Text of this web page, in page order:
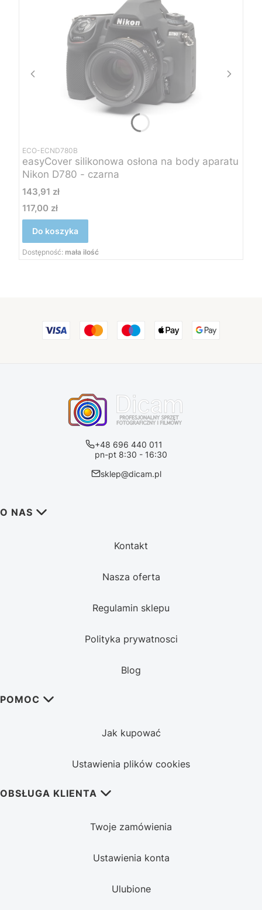
ECO-ECND780B
easyCover silikonowa osłona na body aparatu
Nikon D780 - czarna
Cena
143,91 zł
Cena
117,00 zł
Do koszyka
Dostępność: mała ilość
+48 696 440 011
pn-pt 8:30 - 16:30
sklep@dicam.pl
Linki w stopce
O NAS
Kontakt
Nasza oferta
Regulamin sklepu
Polityka prywatnosci
Blog
POMOC
Jak kupować
Ustawienia plików cookies
OBSŁUGA KLIENTA
Twoje zamówienia
Ustawienia konta
Ulubione